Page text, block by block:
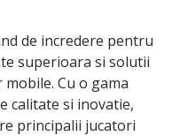
de incredere pentru
superioara si solutii
Cu o gama
calitate si inovatie,
principalii jucatori